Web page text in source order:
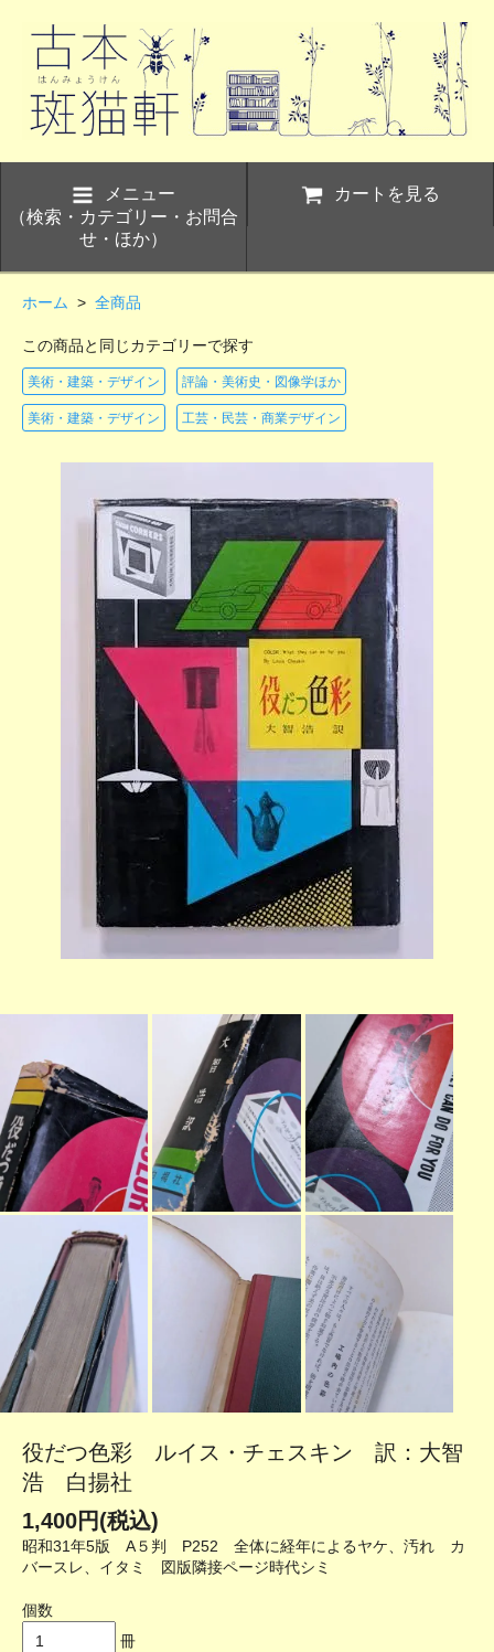
メニュー
（検索・カテゴリー・お問合
せ・ほか）
カートを見る
ホーム > 全商品
この商品と同じカテゴリーで探す
美術・建築・デザイン 評論・美術史・図像学ほか
美術・建築・デザイン 工芸・民芸・商業デザイン
役だつ色彩 ルイス・チェスキン 訳：大智
浩 白揚社
1,400円(税込)
昭和31年5版 A５判 P252 全体に経年によるヤケ、汚れ カ
バースレ、イタミ 図版隣接ページ時代シミ
個数
冊